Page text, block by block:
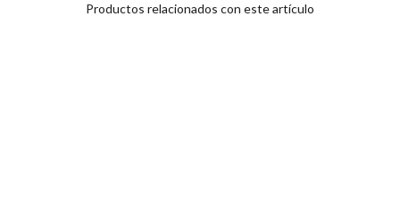
Productos relacionados con este artículo